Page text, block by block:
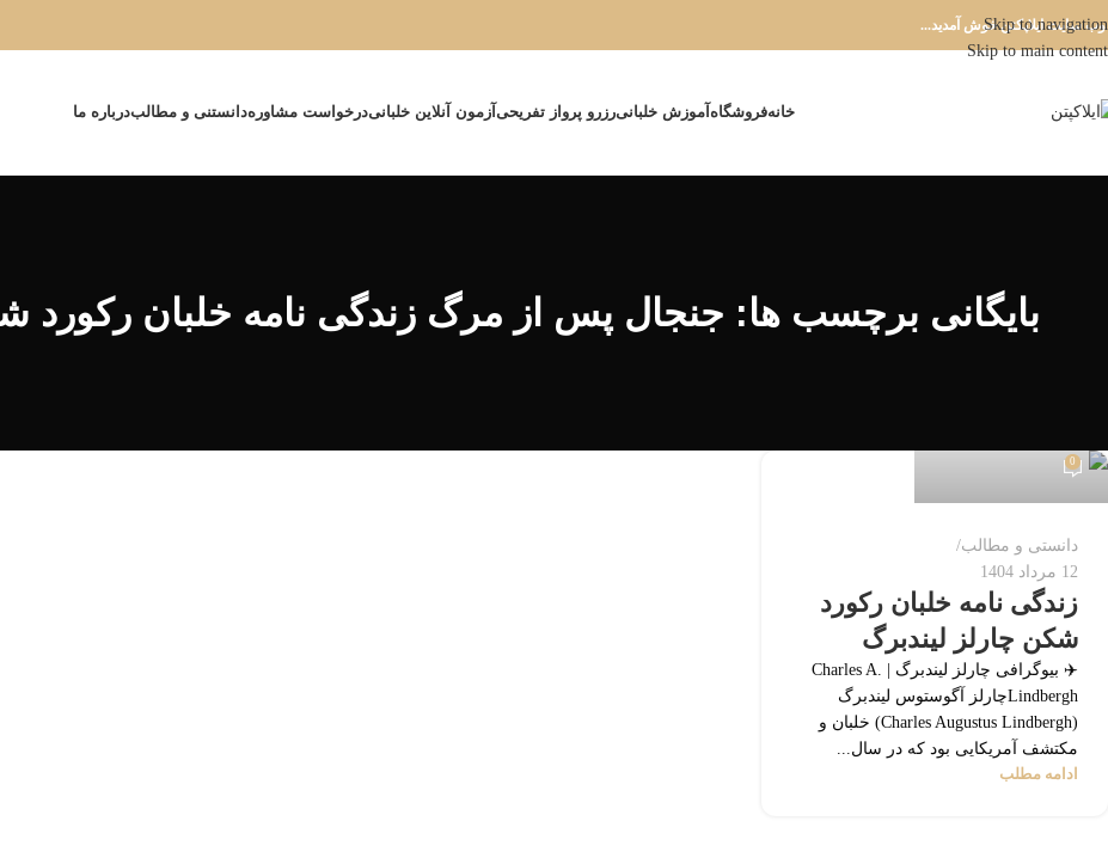
Skip to navigation
Skip to main content
وب سایت ایلاپکتن خوش آمدید...
خانهفروشگاه آموزش خلبانیرزرو پرواز تفریحی آزمون آنلاین خلبانیدرخواست مشاورهدانستنی و مطالبدرباره ما
بایگانی برچسب ها: جنجال پس از مرگ زندگی نامه خلبان رکورد
0
دانستی و مطالب
12 مرداد 1404
زندگی نامه خلبان رکورد
شکن چارلز لیندبرگ
✈️ بیوگرافی چارلز لیندبرگ | Charles A.
Lindberghچارلز آگوستوس لیندبرگ
(Charles Augustus Lindbergh) خلبان و
مکتشف آمریکایی بود که در سال...
ادامه مطلب